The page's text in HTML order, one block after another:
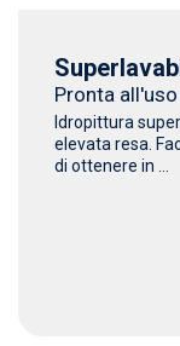
Pronta
Idropittura
elevata resa.
di ottenere in ...